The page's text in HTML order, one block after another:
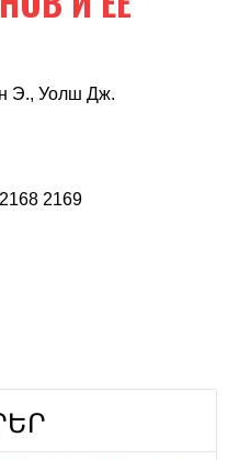
Э., Уолш Дж.
2169